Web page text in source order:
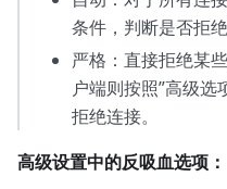
条件，判断是否拒绝
严格：直接拒绝某
户端则按照”高级
拒绝连接。
高级设置中的反吸血选项：